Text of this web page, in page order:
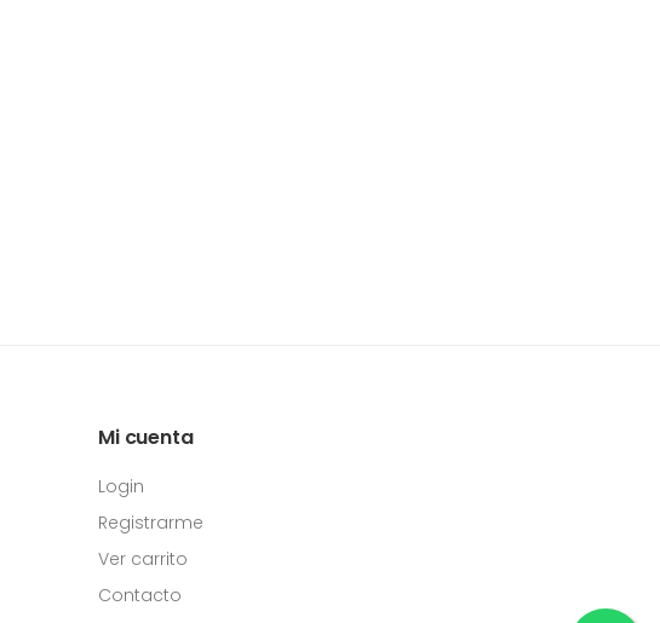
Mi cuenta
Login
Registrarme
Ver carrito
Contacto